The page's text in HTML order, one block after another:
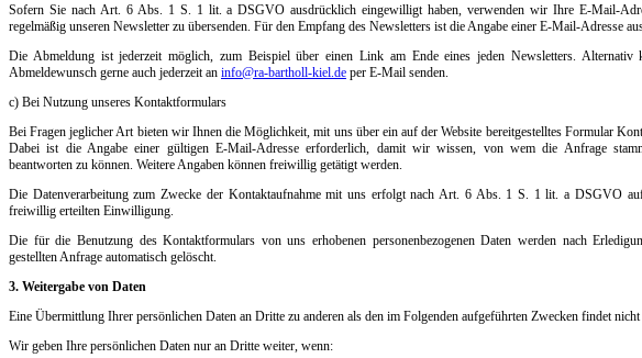
Sofern Sie nach Art. 6 Abs. 1 S. 1 lit. a DSGVO ausdrücklich eingewilligt haben, verwenden wir Ihre E-Mail-
regelmäßig unseren Newsletter zu übersenden. Für den Empfang des Newsletters ist die Angabe einer E-Mail-Adresse
Die Abmeldung ist jederzeit möglich, zum Beispiel über einen Link am Ende eines jeden Newsletters. Alternativ
Abmeldewunsch gerne auch jederzeit an info@ra-bartholl-kiel.de per E-Mail senden.
c) Bei Nutzung unseres Kontaktformulars
Bei Fragen jeglicher Art bieten wir Ihnen die Möglichkeit, mit uns über ein auf der Website bereitgestelltes Formular
Dabei ist die Angabe einer gültigen E-Mail-Adresse erforderlich, damit wir wissen, von wem die Anfrage
beantworten zu können. Weitere Angaben können freiwillig getätigt werden.
Die Datenverarbeitung zum Zwecke der Kontaktaufnahme mit uns erfolgt nach Art. 6 Abs. 1 S. 1 lit. a DSGVO
freiwillig erteilten Einwilligung.
Die für die Benutzung des Kontaktformulars von uns erhobenen personenbezogenen Daten werden nach
gestellten Anfrage automatisch gelöscht.
3. Weitergabe von Daten
Eine Übermittlung Ihrer persönlichen Daten an Dritte zu anderen als den im Folgenden aufgeführten Zwecken findet nicht
Wir geben Ihre persönlichen Daten nur an Dritte weiter, wenn: